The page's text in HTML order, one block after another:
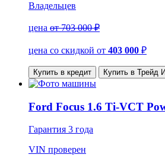
Владельцев
цена от 703 000 ₽
цена со скидкой от 403 000 ₽
Купить в кредит Купить в Трейд
Ford Focus 1.6 Ti-VCT
Гарантия 3 года
VIN проверен